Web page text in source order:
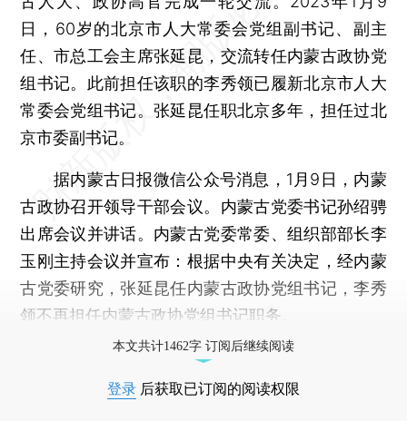
日，60岁的北京市人大常委会党组副书记、副主
任、市总工会主席张延昆，交流转任内蒙古政协党
组书记。此前担任该职的李秀领已履新北京市人大
常委会党组书记。张延昆任职北京多年，担任过北
京市委副书记。
据内蒙古日报微信公众号消息，1月9日，内蒙
古政协召开领导干部会议。内蒙古党委书记孙绍骋
出席会议并讲话。内蒙古党委常委、组织部部长李
玉刚主持会议并宣布：根据中央有关决定，经内蒙
古党委研究，张延昆任内蒙古政协党组书记，李秀
领不再担任内蒙古政协党组书记职务。
本文共计1462字 订阅后继续阅读
登录 后获取已订阅的阅读权限